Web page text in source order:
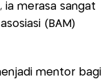
ia merasa sangat
(BAM)
mentor bagi